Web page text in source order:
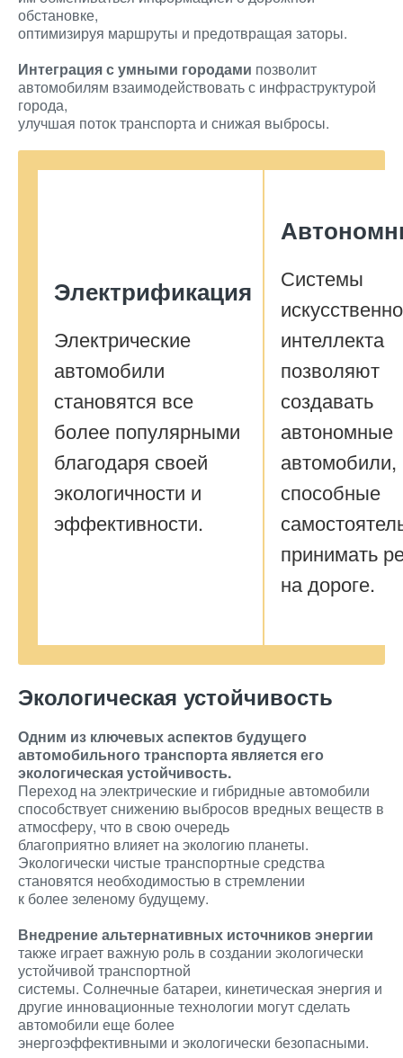
обстановке,
оптимизируя маршруты и предотвращая заторы.
Интеграция с умными городами позволит
автомобилям взаимодействовать с инфраструктурой
города,
улучшая поток транспорта и снижая выбросы.
Электрификация
Электрические
автомобили
становятся все
более популярными
благодаря своей
экологичности и
эффективности.
Системы
интеллекта
позволяют
создавать
автономные
автомобили,
способные
принимать
на дороге.
Экологическая устойчивость
Одним из ключевых аспектов будущего
автомобильного транспорта является его
экологическая устойчивость.
Переход на электрические и гибридные автомобили
способствует снижению выбросов вредных веществ в
атмосферу, что в свою очередь
благоприятно влияет на экологию планеты.
Экологически чистые транспортные средства
становятся необходимостью в стремлении
к более зеленому будущему.
Внедрение альтернативных источников энергии
также играет важную роль в создании экологически
устойчивой транспортной
системы. Солнечные батареи, кинетическая энергия и
другие инновационные технологии могут сделать
автомобили еще более
энергоэффективными и экологически безопасными.